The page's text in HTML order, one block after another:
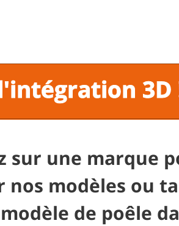
3D
sur une marque
nos modèles ou
de poêle